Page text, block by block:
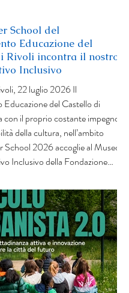
School del
Educazione del
Rivoli incontra il nostro
Inclusivo
22 luglio 2026 Il
del Castello di
con il proprio costante impegno
della cultura, nell’ambito
School 2026 accoglie al Museo
Inclusivo della Fondazione
un ambiente accogliente e
vivere esperienze che
positive, creatività,
in sé stessi. Riunisce mino